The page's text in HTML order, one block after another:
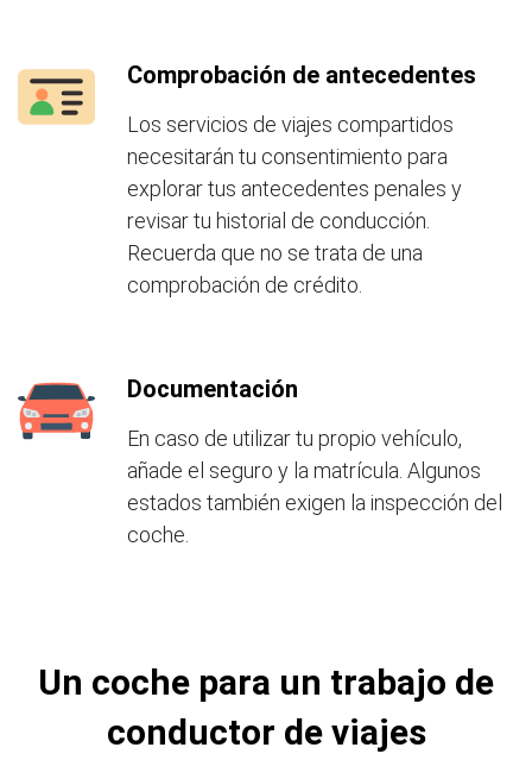
Comprobación de antecedentes
Los servicios de viajes compartidos
necesitarán tu consentimiento para
explorar tus antecedentes penales y
revisar tu historial de conducción.
Recuerda que no se trata de una
comprobación de crédito.
Documentación
En caso de utilizar tu propio vehículo,
añade el seguro y la matrícula. Algunos
estados también exigen la inspección del
coche.
Un coche para un trabajo de
conductor de viajes